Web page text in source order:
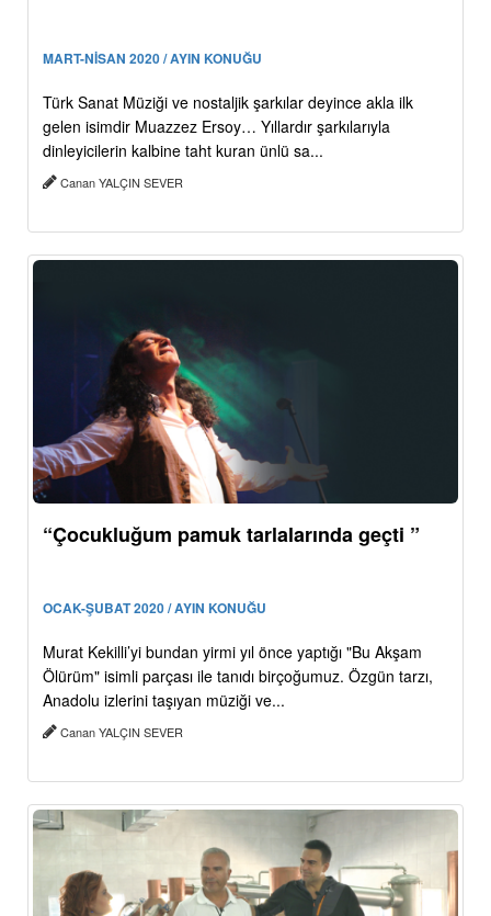
MART-NİSAN 2020 / AYIN KONUĞU
Türk Sanat Müziği ve nostaljik şarkılar deyince akla ilk
gelen isimdir Muazzez Ersoy… Yıllardır şarkılarıyla
dinleyicilerin kalbine taht kuran ünlü sa...
Canan YALÇIN SEVER
“Çocukluğum pamuk tarlalarında geçti ”
OCAK-ŞUBAT 2020 / AYIN KONUĞU
Murat Kekilli’yi bundan yirmi yıl önce yaptığı "Bu Akşam
Ölürüm" isimli parçası ile tanıdı birçoğumuz. Özgün tarzı,
Anadolu izlerini taşıyan müziği ve...
Canan YALÇIN SEVER